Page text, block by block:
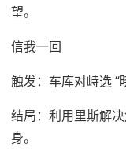
望。
信我一回
触发：车库对峙选 “
结局：利用里斯解
身。